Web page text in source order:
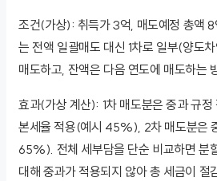
조건(가상): 취득가 3억, 매도예정 총액
는 전액 일괄매도 대신 1차로 일부(양도
매도하고, 잔액은 다음 연도에 매도하는
효과(가상 계산): 1차 매도분은 중과 규정
본세율 적용(예시 45%), 2차 매도분은
65%). 전체 세부담을 단순 비교하면 분
대해 중과가 적용되지 않아 총 세금이 절